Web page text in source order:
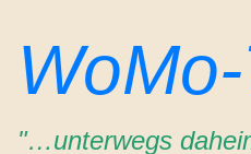
Inhalt
springen
"…unterwegs